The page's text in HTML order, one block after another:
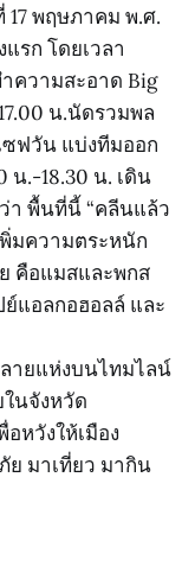
พฤษภาคม พ.ศ.
รก โดยเวลา
ความสะอาด Big
น.นัดรวมพล
ฟวัน แบ่งทีมออก
น.-18.30 น. เดิน
า พื้นที่นี้ “คลีนแล้ว
มความตระหนัก
คือแมสและพกส
แอลกอฮอลล์ และ
ายแห่งบนไทมไลน์
นจังหวัด
หวังให้เมือง
ย มาเที่ยว มากิน